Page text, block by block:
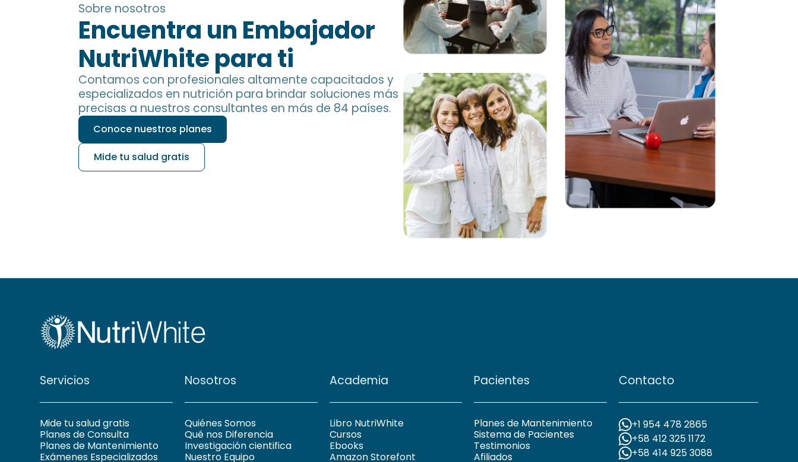
Sobre nosotros
Encuentra un Embajador
NutriWhitepara ti
Contamos con profesionales altamente capacitados y
especializados en nutrición para brindar soluciones más
precisas a nuestros consultantes en más de 84 países.
Conoce nuestros planes
Mide tu salud gratis
Servicios
Mide tu salud gratis
Planes de Consulta
Planes de Mantenimiento
Exámenes Especializados
Nosotros
Quiénes Somos
Qué nos Diferencia
Investigación cientifica
Nuestro Equipo
Academia
Libro NutriWhite
Cursos
Ebooks
Amazon Storefont
Pacientes
Planes de Mantenimiento
Sistema de Pacientes
Testimonios
Afiliados
Contacto
+1 954 478 2865
+58 412 325 1172
+58 414 925 3088